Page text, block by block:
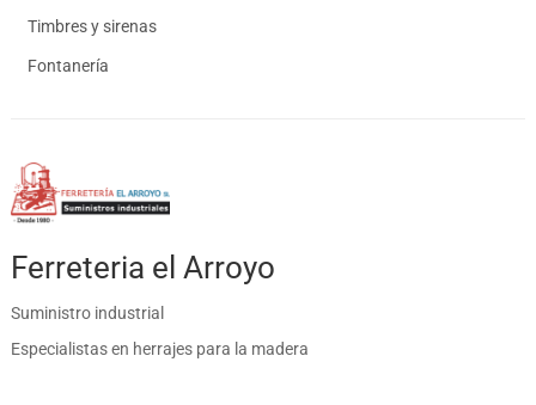
Timbres y sirenas
Fontanería
Ferreteria el Arroyo
Suministro industrial
Especialistas en herrajes para la madera